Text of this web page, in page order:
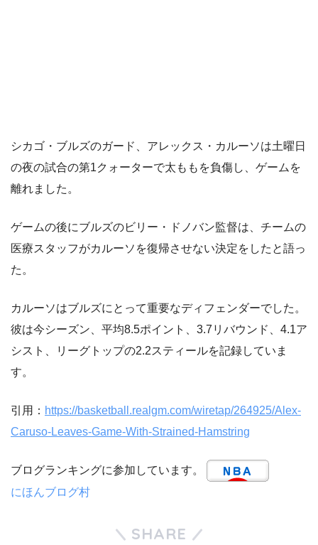
シカゴ・ブルズのガード、アレックス・カルーソは土曜日
の夜の試合の第1クォーターで太ももを負傷し、ゲームを
離れました。
ゲームの後にブルズのビリー・ドノバン監督は、チームの
医療スタッフがカルーソを復帰させない決定をしたと語っ
た。
カルーソはブルズにとって重要なディフェンダーでした。
彼は今シーズン、平均8.5ポイント、3.7リバウンド、4.1ア
シスト、リーグトップの2.2スティールを記録していま
す。
引用： https://basketball.realgm.com/wiretap/264925/Alex-
Caruso-Leaves-Game-With-Strained-Hamstring
ブログランキングに参加しています。
にほんブログ村
SHARE